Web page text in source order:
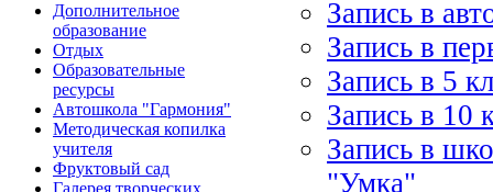
Дополнительное
образование
Отдых
Образовательные
ресурсы
Автошкола "Гармония"
Методическая копилка
учителя
Фруктовый сад
Галерея творческих
Запись в
Запись в
Запись в 5
Запись в 10
Запись в
"Умка"